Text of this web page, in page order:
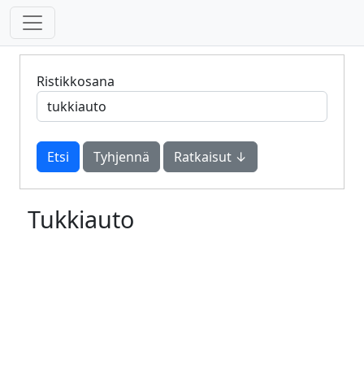
Ristikkosana
Tyhjennä Ratkaisut ↓
Tukkiauto